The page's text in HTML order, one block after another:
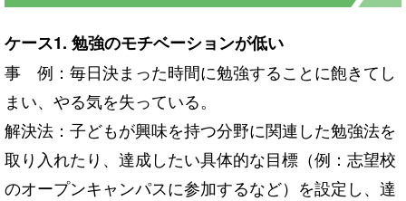
ケース1. 勉強のモチベーションが低い
事 例：毎日決まった時間に勉強することに飽きてし
まい、やる気を失っている。
解決法：子どもが興味を持つ分野に関連した勉強法を
取り入れたり、達成したい具体的な目標（例：志望校
のオープンキャンパスに参加するなど）を設定し、達